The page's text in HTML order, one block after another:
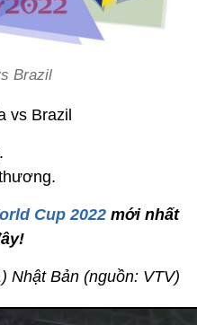
Brazil
vs Brazil
Cup 2022 mới nhất
Nhật Bản (nguồn: VTV)